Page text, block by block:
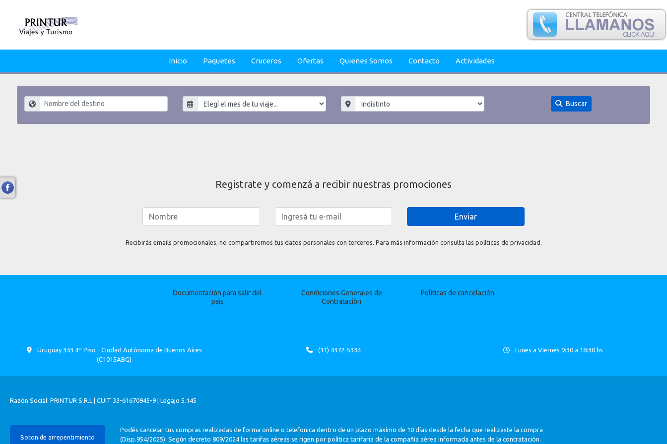
Inicio Paquetes Cruceros Ofertas Quienes Somos Contacto Actividades
Buscar
Registrate y comenzá a recibir nuestras promociones
Enviar
Recibirás emails promocionales, no compartiremos tus datos personales con terceros. Para más información consulta las políticas de privacidad.
Documentación para salir del
país
Condiciones Generales de
Contratación
Políticas de cancelación
Uruguay 343 4º Piso - Ciudad Autónoma de Buenos Aires
(C1015ABG)
(11) 4372-5334 Lunes a Viernes 9:30 a 18:30 hs
Razón Social: PRINTUR S.R.L | CUIT 33-61670945-9 | Legajo 5.145
Boton de arrepentimiento
Podés cancelar tus compras realizadas de forma online o telefonica dentro de un plazo máximo de 10 días desde la fecha que realizaste la compra
(Disp.954/2025). Según decreto 809/2024 las tarifas aéreas se rigen por política tarifaria de la compañía aérea informada antes de la contratación.